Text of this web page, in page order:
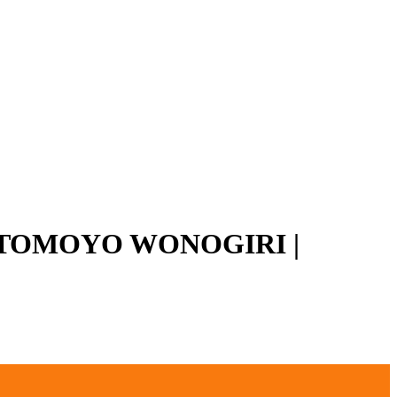
WONOGIRI |